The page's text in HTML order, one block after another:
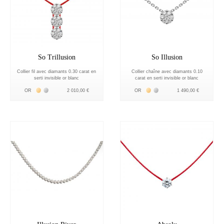
So Trillusion
Collier fil avec diamants 0.30 carat en
serti invisible or blanc
OR Жёлтое золото 18К
Белое золото 18К
2 010,00 €
So Illusion
Collier chaîne avec diamants 0.10
carat en serti invisible or blanc
OR Жёлтое золото 18К
Белое золото 18К
1 490,00 €